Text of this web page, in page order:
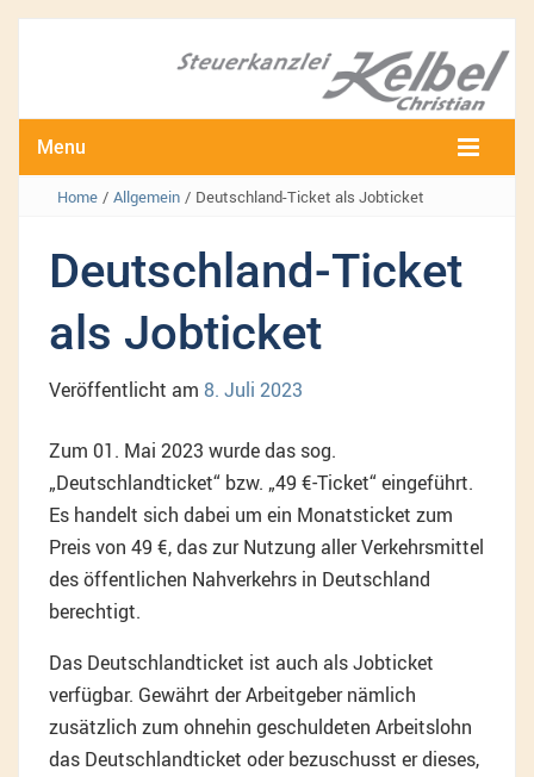
Menu
Home / Allgemein / Deutschland-Ticket als Jobticket
Deutschland-Ticket
als Jobticket
Veröffentlicht am 8. Juli 2023
Zum 01. Mai 2023 wurde das sog.
„Deutschlandticket“ bzw. „49 €-Ticket“ eingeführt.
Es handelt sich dabei um ein Monatsticket zum
Preis von 49 €, das zur Nutzung aller Verkehrsmittel
des öffentlichen Nahverkehrs in Deutschland
berechtigt.
Das Deutschlandticket ist auch als Jobticket
verfügbar. Gewährt der Arbeitgeber nämlich
zusätzlich zum ohnehin geschuldeten Arbeitslohn
das Deutschlandticket oder bezuschusst er dieses,